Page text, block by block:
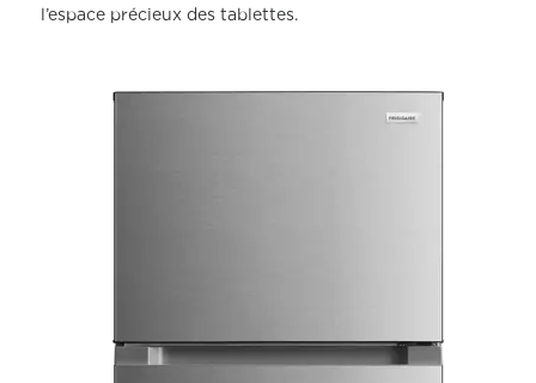
l’espace précieux des tablettes.